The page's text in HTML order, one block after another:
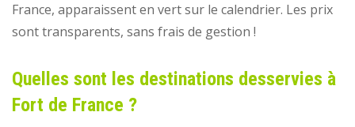
France, apparaissent en vert sur le calendrier. Les prix
sont transparents, sans frais de gestion !
Quelles sont les destinations desservies à
Fort de France ?